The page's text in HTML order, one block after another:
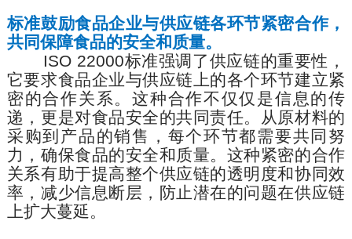
标准鼓励食品企业与供应链各环节紧密合作，
共同保障食品的安全和质量。
ISO 22000标准强调了供应链的重要性 ，
它要求食品企业与供应链上的各个环节建立紧
密的合作关系。这种合作不仅仅是信息的传
递，更是对食品安全的共同责任。从原材料的
采购到产品的销售，每个环节都需要共同努
力，确保食品的安全和质量。这种紧密的合作
关系有助于提高整个供应链的透明度和协同效
率，减少信息断层，防止潜在的问题在供应链
上扩大蔓延。